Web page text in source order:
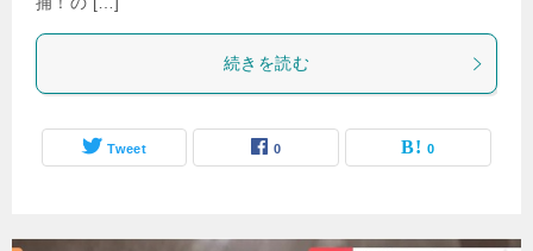
続きを読む
Tweet 0 0